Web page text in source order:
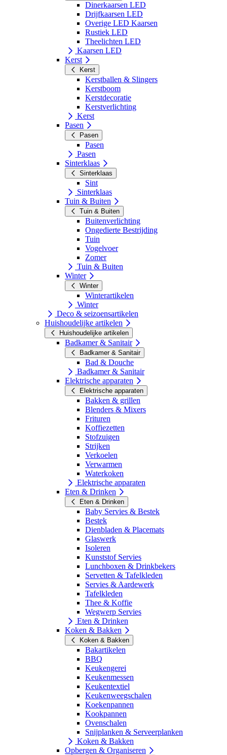
Dinerkaarsen LED
Drijfkaarsen LED
Overige LED Kaarsen
Rustiek LED
Theelichten LED
Kaarsen LED
Kerst
Kerst
Kerstballen & Slingers
Kerstboom
Kerstdecoratie
Kerstverlichting
Kerst
Pasen
Pasen
Pasen
Pasen
Sinterklaas
Sinterklaas
Sint
Sinterklaas
Tuin & Buiten
Tuin & Buiten
Buitenverlichting
Ongedierte Bestrijding
Tuin
Vogelvoer
Zomer
Tuin & Buiten
Winter
Winter
Winterartikelen
Winter
Deco & seizoensartikelen
Huishoudelijke artikelen
Huishoudelijke artikelen
Badkamer & Sanitair
Badkamer & Sanitair
Bad & Douche
Badkamer & Sanitair
Elektrische apparaten
Elektrische apparaten
Bakken & grillen
Blenders & Mixers
Frituren
Koffiezetten
Stofzuigen
Strijken
Verkoelen
Verwarmen
Waterkoken
Elektrische apparaten
Eten & Drinken
Eten & Drinken
Baby Servies & Bestek
Bestek
Dienbladen & Placemats
Glaswerk
Isoleren
Kunststof Servies
Lunchboxen & Drinkbekers
Servetten & Tafelkleden
Servies & Aardewerk
Tafelkleden
Thee & Koffie
Wegwerp Servies
Eten & Drinken
Koken & Bakken
Koken & Bakken
Bakartikelen
BBQ
Keukengerei
Keukenmessen
Keukentextiel
Keukenweegschalen
Koekenpannen
Kookpannen
Ovenschalen
Snijplanken & Serveerplanken
Koken & Bakken
Opbergen & Organiseren